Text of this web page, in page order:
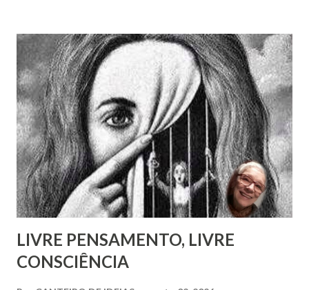
Pestalozzi a Rivail ou vice-versa. Pestalozzi sonhava
implantar seu método na França, a ponto de ter tido uma
entrevista com o próprio Napoleão Bonaparte, que aliás se
mostrou insensível aos seus planos. Escreveu em 1826 um
pequeno folheto sobre suas ideias em francês. Seria quase
impossível que não trocasse sequer um bilhete com Rivail,
que se assinava seu discípulo e se esforçava por divulgar
seu método em Paris. Pestalozzi, com seu caráter emotivo
e amoroso, não era de ...
LIVRE PENSAMENTO, LIVRE
CONSCIÊNCIA